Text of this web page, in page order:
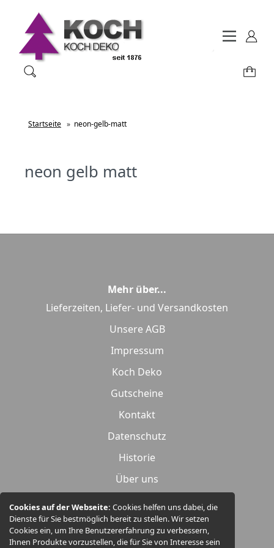
Cookies auf der Webseite:Cookies helfen uns dabei, die
Dienste für Sie bestmöglich bereit zu stellen. Wir setzen
Cookies ein, um Ihre Benutzererfahrung zu verbessern,
Ihnen Produkte vorzustellen, die für Sie von Interesse sein
Startseite » neon-gelb-matt
neon gelb matt
Mehr über...
Lieferzeiten, Liefer- und Versandkosten
Unsere AGB
Impressum
Koch Deko
Gutscheine
Kontakt
Datenschutz
Historie
Über uns
Produktübersicht